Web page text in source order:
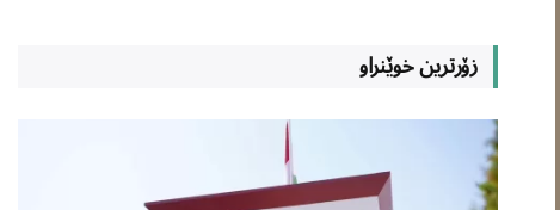
زۆرترین خوێنراو